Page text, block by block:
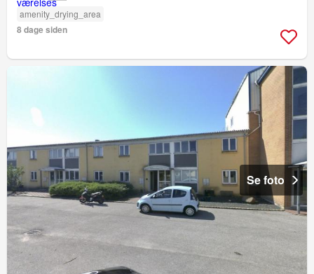
amenity_drying_area
8 dage siden
Se foto